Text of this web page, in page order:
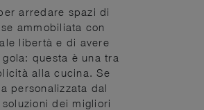
arredare spazi di
ammobiliata con
libertà e di avere
questa è una tra
alla cucina. Se
personalizzata dal
dei migliori